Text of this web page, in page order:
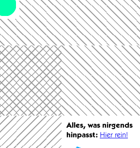
Alles, was nirgends
hinpasst: Hier rein!